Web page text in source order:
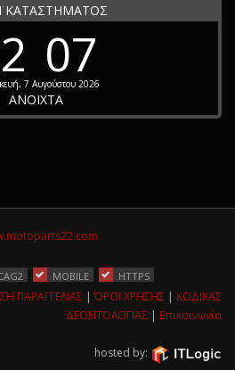
ΚΑΤΑΣΤΗΜΑΤΟΣ
07
7 Αυγούστου 2026
ΑΝΟΙΧΤΑ
MOBILE HTTPS
ΠΑΡΑΓΓΕΛΙΑΣ |ΌΡΟΙ ΧΡΗΣΗΣ | ΚΩΔΙΚΑΣ
ΔΕΟΝΤΟΛΟΓΙΑΣ | Επικοινωνία
hosted by: